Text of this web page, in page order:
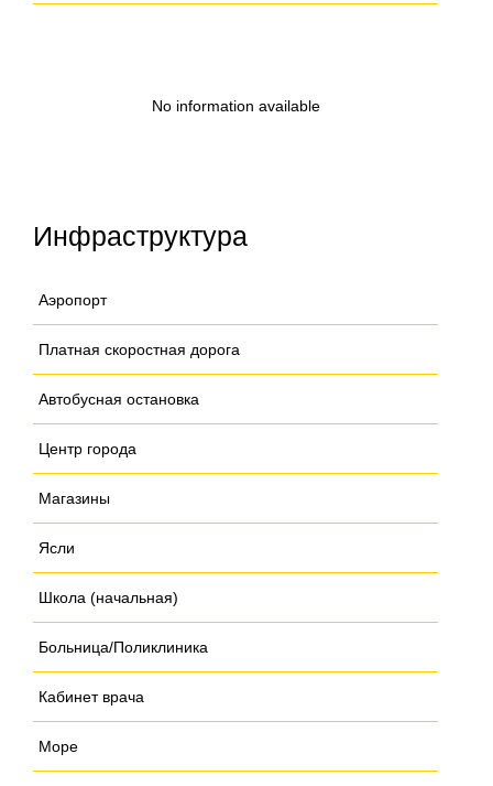
No information available
Инфраструктура
Аэропорт
Платная скоростная дорога
Автобусная остановка
Центр города
Магазины
Ясли
Школа (начальная)
Больница/Поликлиника
Кабинет врача
Море